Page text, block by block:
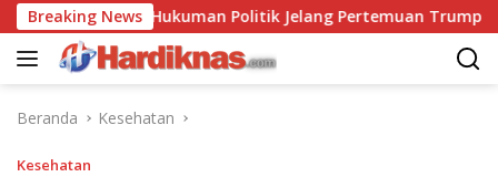
Langsung
ke
konten
Breaking News
Balas Hukuman Politik Jelang Pertemuan Trump dan Xi
Beranda Kesehatan
Kesehatan